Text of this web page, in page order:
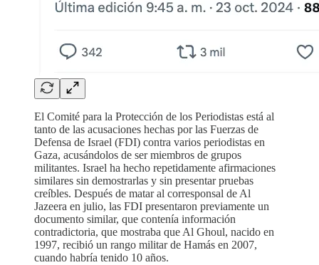
El Comité para la Protección de los Periodistas está al
tanto de las acusaciones hechas por las Fuerzas de
Defensa de Israel (FDI) contra varios periodistas en
Gaza, acusándolos de ser miembros de grupos
militantes. Israel ha hecho repetidamente afirmaciones
similares sin demostrarlas y sin presentar pruebas
creíbles. Después de matar al corresponsal de Al
Jazeera en julio, las FDI presentaron previamente un
documento similar, que contenía información
contradictoria, que mostraba que Al Ghoul, nacido en
1997, recibió un rango militar de Hamás en 2007,
cuando habría tenido 10 años.